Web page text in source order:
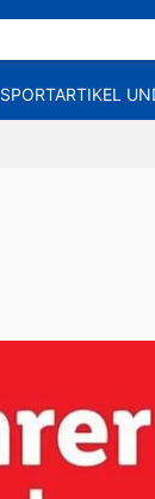
SPORTARTIKEL